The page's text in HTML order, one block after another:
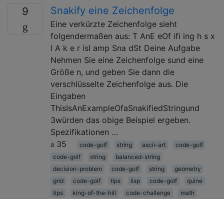
9 Snakify eine Zeichenfolge
Eine verkürzte Zeichenfolge sieht
folgendermaßen aus: T AnE eOf ifi ing h s x
l A k e r isI amp Sna dSt Deine Aufgabe
Nehmen Sie eine Zeichenfolge sund eine
Größe n, und geben Sie dann die
verschlüsselte Zeichenfolge aus. Die
Eingaben
ThisIsAnExampleOfaSnakifiedStringund
3würden das obige Beispiel ergeben.
Spezifikationen …
35
code-golf string ascii-art
code-golf
code-golf
string
balanced-string
decision-problem
code-golf string
geometry
grid
code-golf tips lisp code-golf
quine
tips
king-of-the-hill code-challenge math